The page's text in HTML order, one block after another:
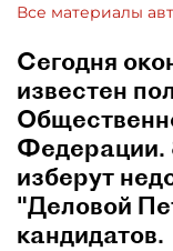
Все материалы
Сегодня
известен
Федерации.
изберут
"Деловой
кандидатов.